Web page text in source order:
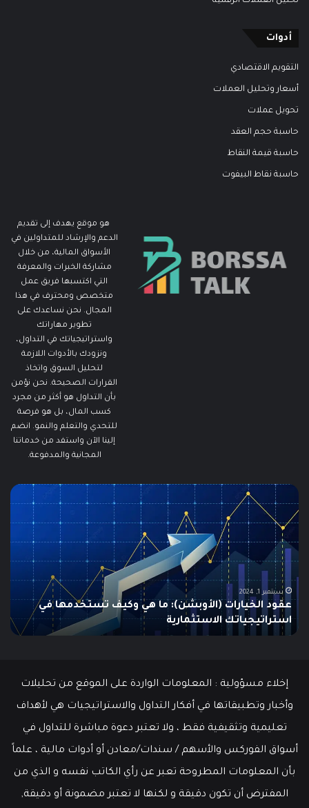
أدوات
التقويم الاقتصادي
أسعار وتحليل العملات
تحويل عملات
حاسبة حجم العقد
حاسبة قيمة النقاط
حاسبة نقاط البيفوت
هو موقع يهدف إلى تقديم
الدعم والإرشاد للمتداولين في
الأسواق المالية، من خلال
مشاركة الخبرات والمعرفة
التي اكتسبها فريق عمل
متخصص ومحترف في هذا
المجال. نحن نساعدك على
تطوير مهاراتك
واستراتيجياتك في التداول،
ونزودك بالأدوات اللازمة
لتحليل السوق واتخاذ
القرارات الصحيحة. نحن نؤمن
بأن التداول هو أكثر من مجرد
كسب المال، بل هو فرصة
للتحدي والتعلم والنمو. انضم
إلينا الآن واستفد من خدماتنا
المجانية والمدفوعة.
ما
هو
الـ
Swing
دليلك
الشامل
للمبتدئين
يونيو 10, 2025
ما هو الـ Swing Trading؟ دليلك الشامل للمبتدئين
إخلاء مسؤولية : المعلومات الواردة على الموقع من تحليلات
وأخبار وتطبيقاتها في أفكار التداول والاستراتيجيات هي لأهداف
تعليمية وتثقيفية فقط ، ولا تعتبر دعوة مباشرة للتداول في
أسواق الفوركس والأسهم / سندات/معادن أو أدوات مالية ، علماً
بأن المعلومات المطروحة تعبر عن رأي الكاتب نفسه و الذي من
المفترض أن تكون دقيقة و لكنها لا تعتبر مضمونة أو دقيقة,